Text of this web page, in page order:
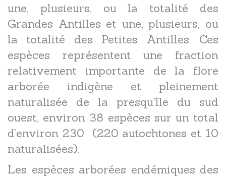
une, plusieurs, ou la totalité des
Grandes Antilles et une, plusieurs, ou
la totalité des Petites Antilles. Ces
espèces représentent une fraction
relativement importante de la flore
arborée indigène et pleinement
naturalisée de la presqu’île du sud
ouest, environ 38 espèces sur un total
d’environ 230 (220 autochtones et 10
naturalisées).
Les espèces arborées endémiques des